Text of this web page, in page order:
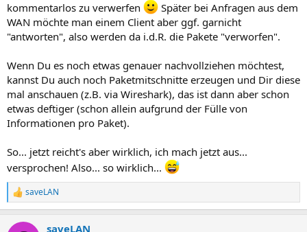
kommentarlos zu verwerfen
Später bei Anfragen aus dem
WAN möchte man einem Client aber ggf. garnicht
"antworten", also werden da i.d.R. die Pakete "verworfen".
Wenn Du es noch etwas genauer nachvollziehen möchtest,
kannst Du auch noch Paketmitschnitte erzeugen und Dir diese
mal anschauen (z.B. via Wireshark), das ist dann aber schon
etwas deftiger (schon allein aufgrund der Fülle von
Informationen pro Paket).
So... jetzt reicht's aber wirklich, ich mach jetzt aus...
versprochen! Also... so wirklich...
R
e
k
saveLAN
saveLAN